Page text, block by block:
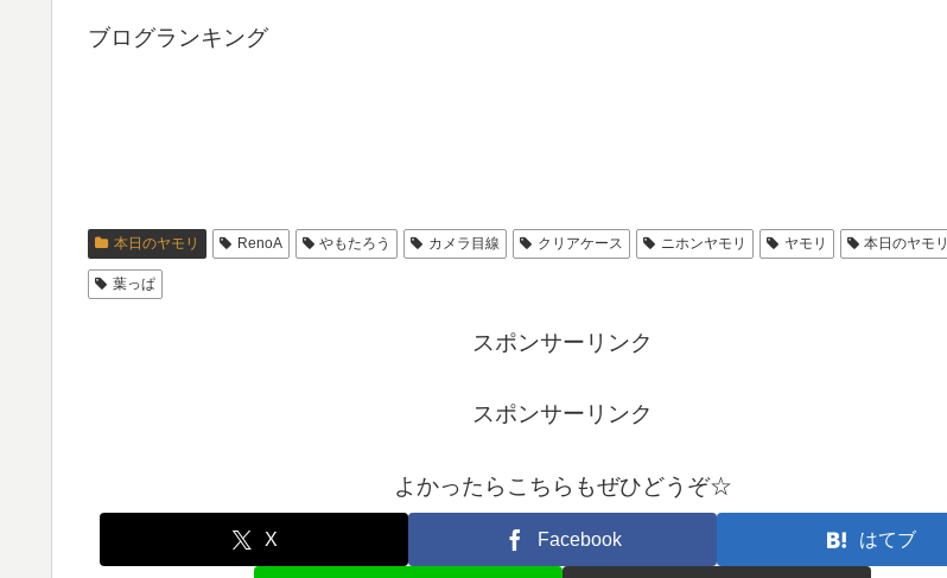
ブログランキング
本日のヤモリ RenoA やもたろう カメラ目線 クリアケース ニホンヤモリ ヤモリ 本日のヤモリ
葉っぱ
スポンサーリンク
スポンサーリンク
よかったらこちらもぜひどうぞ☆
X Facebook はてブ